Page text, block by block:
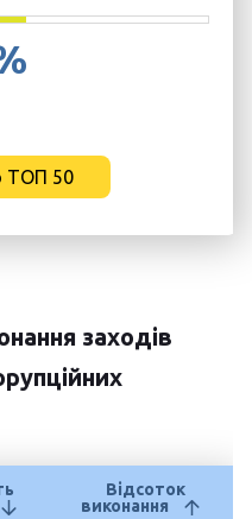
ТОП 50
заходів
Відсоток
виконання